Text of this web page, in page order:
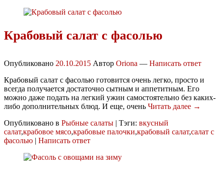
Крабовый салат с фасолью
Опубликовано 20.10.2015 Автор Oriona — Написать ответ
Крабовый салат с фасолью готовится очень легко, просто и
всегда получается достаточно сытным и аппетитным. Его
можно даже подать на легкий ужин самостоятельно без каких-
либо дополнительных блюд. И еще, очень Читать далее →
Опубликовано в Рыбные салаты | Тэги: вкусный
салат,крабовое мясо,крабовые палочки,крабовый салат,салат с
фасолью | Написать ответ